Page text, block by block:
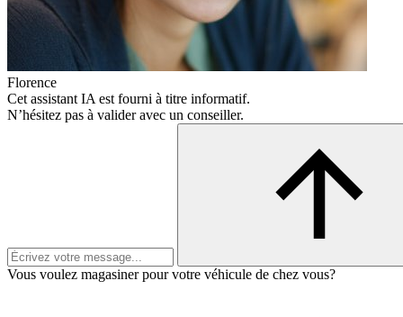
Florence
Cet assistant IA est fourni à titre informatif.
N’hésitez pas à valider avec un conseiller.
Vous voulez magasiner pour votre véhicule de chez vous?